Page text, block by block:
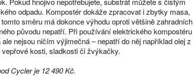
odpadu. Kompostér dokáže zpracovat i zbytky masa,
směru má dokonce výhodu oproti většině zahradních
původu nepatří. Při používání elektrického kompostéru
nejsou ničím výjimečná – nepatří do něj například olej z
kosti, sladkosti či žvýkačky.
Cycler je 12 490 Kč.